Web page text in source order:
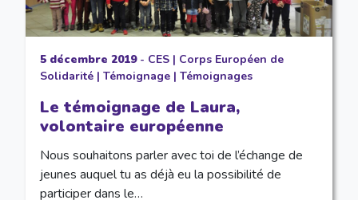
5 décembre 2019- CES| Corps Européen de
Solidarité| Témoignage| Témoignages
Le témoignage de Laura,
volontaire européenne
Nous souhaitons parler avec toi de l’échange de
jeunes auquel tu as déjà eu la possibilité de
participer dans le…